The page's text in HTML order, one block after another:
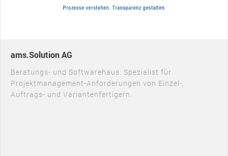
ams.Solution AG
Beratungs- und Softwarehaus: Spezialist für
Projektmanagement-Anforderungen von Einzel-,
Auftrags- und Variantenfertigern.